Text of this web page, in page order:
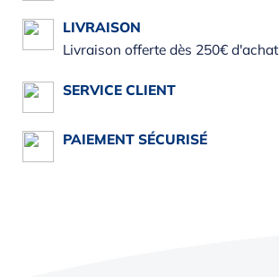
LIVRAISON
Livraison offerte dès 250€ d'achat
SERVICE CLIENT
PAIEMENT SÉCURISÉ